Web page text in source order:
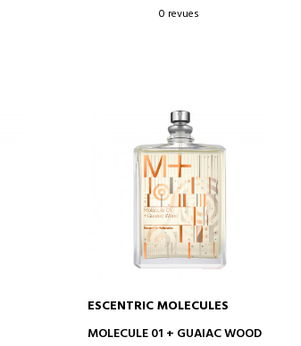
0 revues
AJOUTER AU PANIER
ESCENTRIC MOLECULES
MOLECULE 01 + GUAIAC WOOD